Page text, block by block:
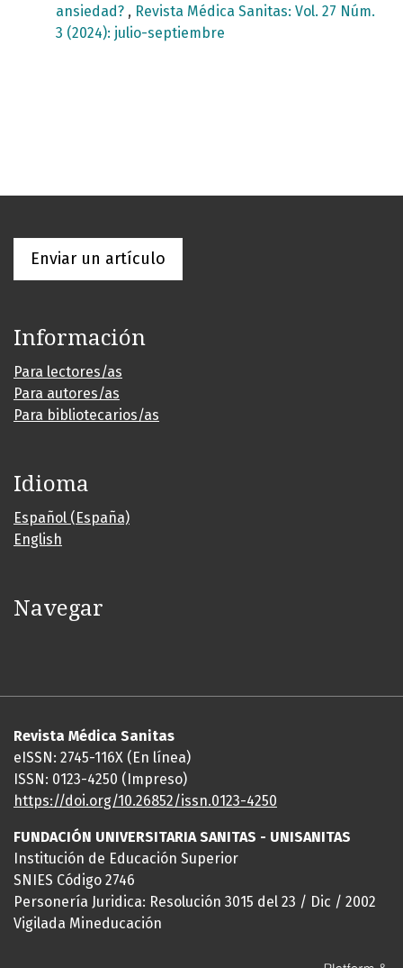
ansiedad? , Revista Médica Sanitas: Vol. 27 Núm.
3 (2024): julio-septiembre
Enviar un artículo
Información
Para lectores/as
Para autores/as
Para bibliotecarios/as
Idioma
Español (España)
English
Navegar
Revista Médica Sanitas
eISSN: 2745-116X (En línea)
ISSN: 0123-4250 (Impreso)
https://doi.org/10.26852/issn.0123-4250
FUNDACIÓN UNIVERSITARIA SANITAS - UNISANITAS
Institución de Educación Superior
SNIES Código 2746
Personería Juridica: Resolución 3015 del 23 / Dic / 2002
Vigilada Mineducación